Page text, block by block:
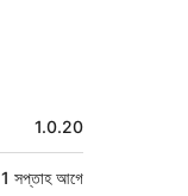
1.0.20
1 সপ্তাহআগে